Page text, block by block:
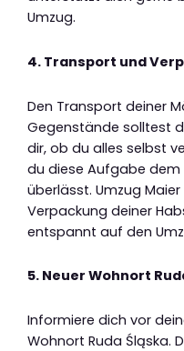
Umzug.
4. Transport und
Den Transport deiner
Gegenstände solltest
dir, ob du alles selbst
du diese Aufgabe dem
überlässt. Umzug
Verpackung deiner
entspannt auf den
5. Neuer Wohnort
Informiere dich vor
Wohnort Ruda Śląska.